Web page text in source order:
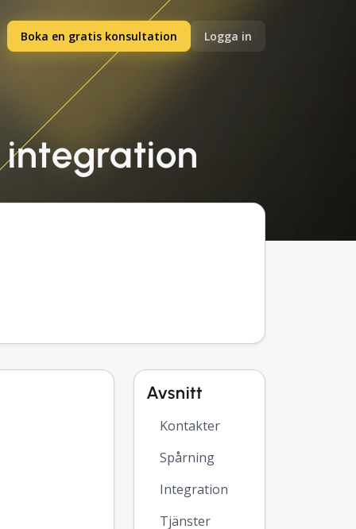
Boka en gratis konsultation Logga in
integration
Avsnitt
Kontakter
Spårning
Integration
Tjänster